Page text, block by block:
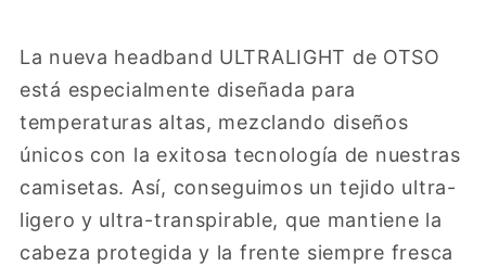
La nueva headband ULTRALIGHT de OTSO
está especialmente diseñada para
temperaturas altas, mezclando diseños
únicos con la exitosa tecnología de nuestras
camisetas. Así, conseguimos un tejido ultra-
ligero y ultra-transpirable, que mantiene la
cabeza protegida y la frente siempre fresca